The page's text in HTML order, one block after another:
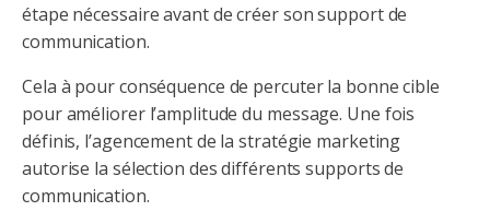
étape nécessaire avant de créer son support de
communication.
Cela à pour conséquence de percuter la bonne cible
pour améliorer l’amplitude du message. Une fois
définis, l’agencement de la stratégie marketing
autorise la sélection des différents supports de
communication.